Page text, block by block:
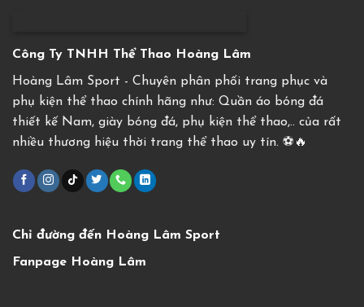
Công Ty TNHH Thể Thao Hoàng Lâm
Hoàng Lâm Sport - Chuyên phân phối trang phục và
phụ kiện thể thao chính hãng như: Quần áo bóng đá
thiết kế Nam, giày bóng đá, phụ kiện thể thao,.. của rất
nhiều thương hiệu thời trang thể thao uy tín. ⚽️🔥
Chỉ đường đến Hoàng Lâm Sport
Fanpage Hoàng Lâm